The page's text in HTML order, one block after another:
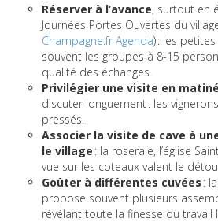
Réserver à l’avance, surtout en
Journées Portes Ouvertes du
Champagne.fr Agenda) : les
souvent les groupes à 8-15
qualité des échanges.
Privilégier une visite en
discuter longuement : les
pressés.
Associer la visite de cave à
le village : la roseraie, l’église
vue sur les coteaux valent le
Goûter à différentes cuvées :
propose souvent plusieurs
révélant toute la finesse du travail